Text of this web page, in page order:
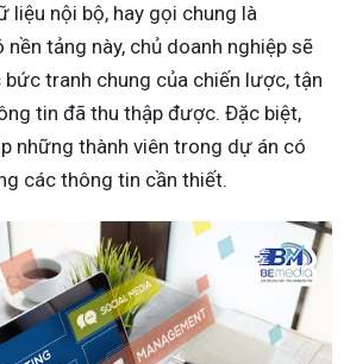
liệu nội bộ, hay gọi chung là
nền tảng này, chủ doanh nghiệp sẽ
tranh chung của chiến lược, tận
tin đã thu thập được. Đặc biệt,
những thành viên trong dự án có
các thông tin cần thiết.